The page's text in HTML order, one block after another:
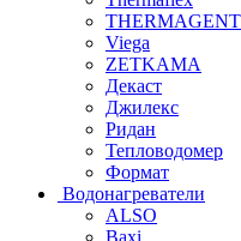
THERMAGENT
Viega
ZETKAMA
Декаст
Джилекс
Ридан
Тепловодомер
Формат
Водонагреватели
ALSO
Baxi